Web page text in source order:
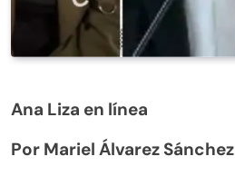
Ana Liza en línea
Por Mariel Álvarez Sánchez